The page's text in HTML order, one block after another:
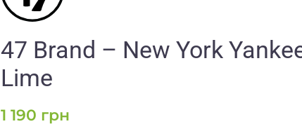
47 Brand – New York
Lime
1 190 грн